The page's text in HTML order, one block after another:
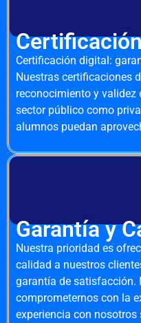
Certificación digital:
Nuestras certificaciones
reconocimiento y
sector público como
alumnos puedan
Garantía y
Nuestra prioridad es
calidad a nuestros
garantía de satisfacción.
comprometernos con la
experiencia con nosotros